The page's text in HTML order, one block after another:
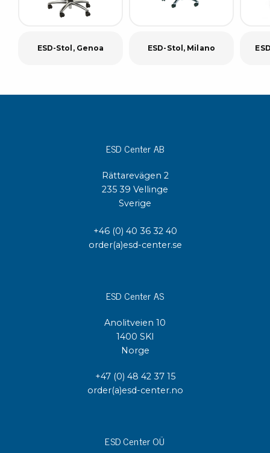
ESD-Stol, Genoa ESD-Stol, Milano
ESD Center AB
Rättarevägen 2
235 39 Vellinge
Sverige
+46 (0) 40 36 32 40
order(a)esd-center.se
ESD Center AS
Anolitveien 10
1400 SKI
Norge
+47 (0) 48 42 37 15
order(a)esd-center.no
ESD Center OÜ